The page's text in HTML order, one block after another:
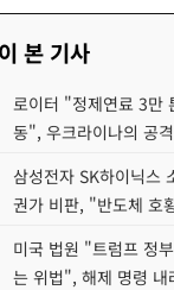
본 기사
로이터 "정제연료 3만
동", 우크라이나의 공
삼성전자 SK하이닉스
권가 비판, "반도체 호
미국 법원 "트럼프 정
는 위법", 해제 명령 내